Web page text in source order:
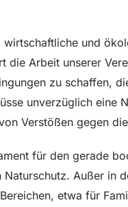
und
Arbeit unserer
zu schaffen,
unverzüglich eine
Verstößen gegen
für den gerade
Außer in
etwa für